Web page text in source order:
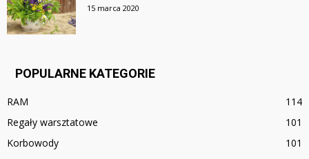
15 marca 2020
POPULARNE KATEGORIE
RAM
114
Regały warsztatowe
101
Korbowody
101